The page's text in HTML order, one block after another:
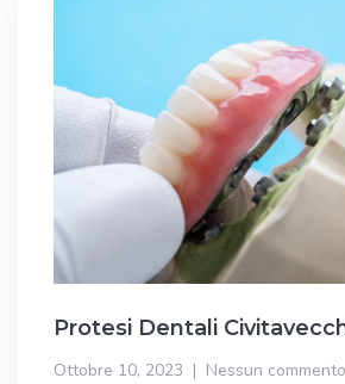
Protesi Dentali
Ottobre 10, 2023 Nessun commento